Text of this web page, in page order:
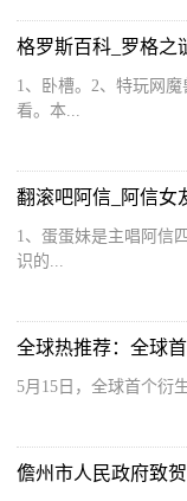
格罗斯百科_罗格之
1、卧槽。2、特玩网
看。本...
翻滚吧阿信_阿信女
1、蛋蛋妹是主唱阿信
识的...
全球热推荐：全球
5月15日，全球首个衍